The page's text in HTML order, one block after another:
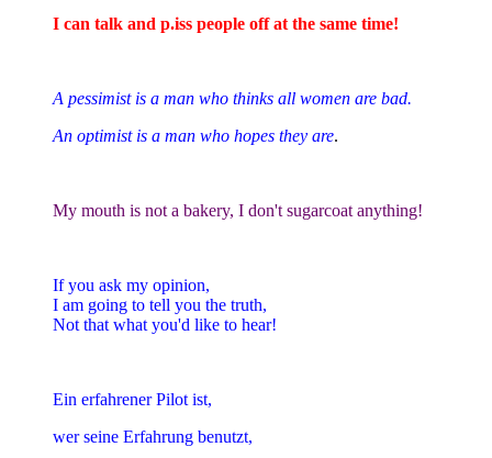
I can talk and p.iss people off at the same time!
A pessimist is a man who thinks all women are bad.
An optimist is a man who hopes they are.
My mouth is not a bakery, I don't sugarcoat anything!
If you ask my opinion,
I am going to tell you the truth,
Not that what you'd like to hear!
Ein erfahrener Pilot ist,
wer seine Erfahrung benutzt,